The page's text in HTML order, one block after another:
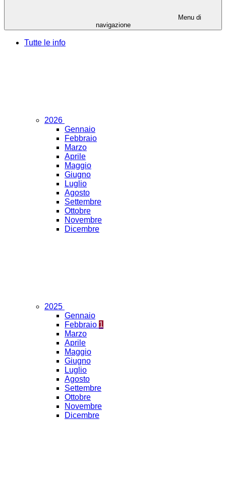
Menu di
navigazione
Tutte le info
2026
Gennaio
Febbraio
Marzo
Aprile
Maggio
Giugno
Luglio
Agosto
Settembre
Ottobre
Novembre
Dicembre
2025
Gennaio
Febbraio 1
Marzo
Aprile
Maggio
Giugno
Luglio
Agosto
Settembre
Ottobre
Novembre
Dicembre